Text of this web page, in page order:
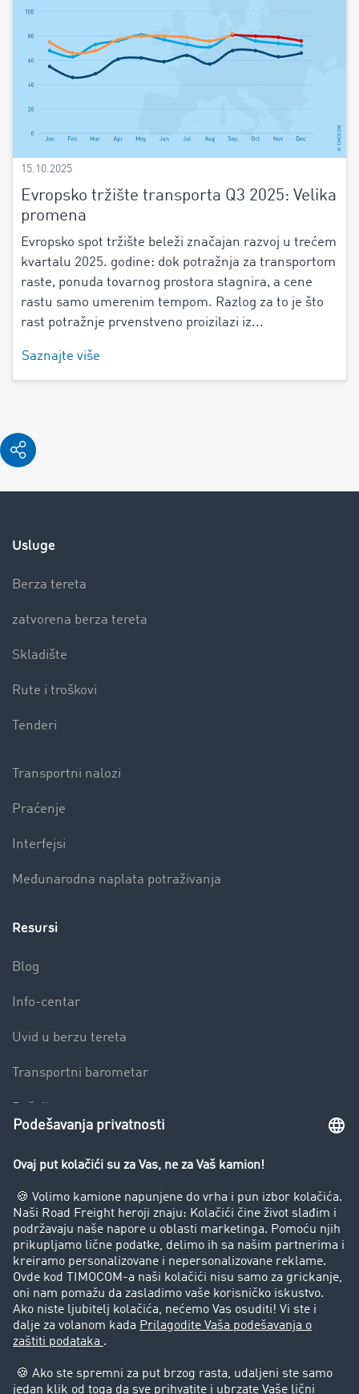
15.10.2025
Evropsko tržište transporta Q3 2025: Velika
promena
Evropsko spot tržište beleži značajan razvoj u trećem
kvartalu 2025. godine: dok potražnja za transportom
raste, ponuda tovarnog prostora stagnira, a cene
rastu samo umerenim tempom. Razlog za to je što
rast potražnje prvenstveno proizilazi iz...
Saznajte više
Usluge
Berza tereta
zatvorena berza tereta
Skladište
Rute i troškovi
Tenderi
Transportni nalozi
Praćenje
Interfejsi
Međunarodna naplata potraživanja
Resursi
Blog
Info-centar
Uvid u berzu tereta
Transportni barometar
Preduzeće
Uspešne priče
Korisnici preporučuju korisnike
Pravna pitanja
Impressum
Opšti uslovi korišćenja